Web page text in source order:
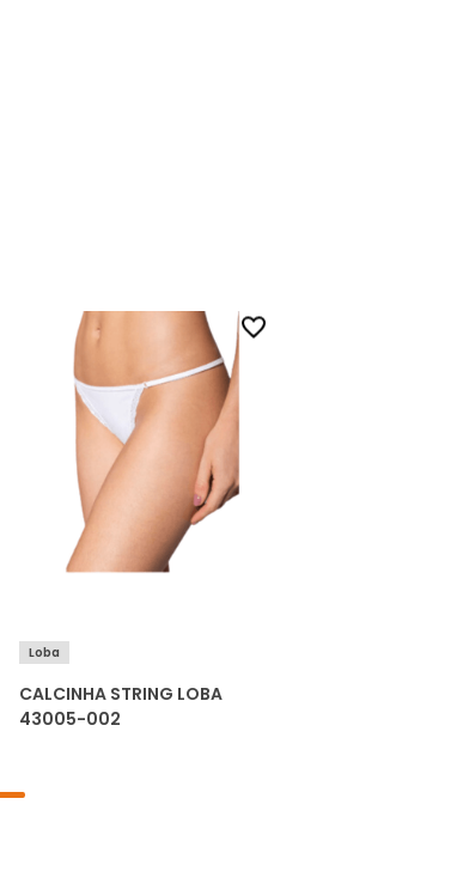
Loba
CALCINHA STRING LOBA
43005-002